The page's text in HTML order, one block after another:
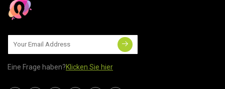
Eine Frage haben?Klicken Sie hier